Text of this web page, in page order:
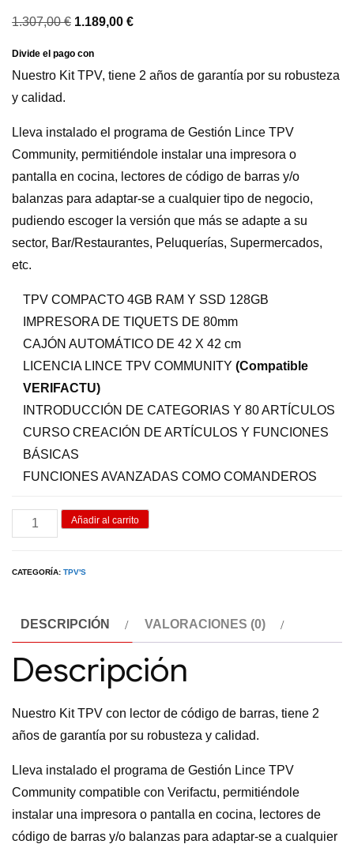
1.307,00€ El
1.189,00 €El
Nuestro Kit TPV, tiene 2 años de garantía por su robusteza
y calidad.
Lleva instalado el programa de Gestión Lince TPV
Community, permitiéndole instalar una impresora o
pantalla en cocina, lectores de código de barras y/o
balanzas para adaptar-se a cualquier tipo de negocio,
pudiendo escoger la versión que más se adapte a su
sector, Bar/Restaurantes, Peluquerías, Supermercados,
etc.
TPV COMPACTO 4GB RAM Y SSD 128GB
IMPRESORA DE TIQUETS DE 80mm
CAJÓN AUTOMÁTICO DE 42 X 42 cm
LICENCIA LINCE TPV COMMUNITY(Compatible
VERIFACTU)
INTRODUCCIÓN DE CATEGORIAS Y 80 ARTÍCULOS
CURSO CREACIÓN DE ARTÍCULOS Y FUNCIONES
BÁSICAS
FUNCIONES AVANZADAS COMO COMANDEROS
TPV
Lector
Barras
Soporte
cantidad
Añadir al carrito
CATEGORÍA: TPV'S
DESCRIPCIÓN VALORACIONES (0)
Descripción
Nuestro Kit TPV con lector de código de barras, tiene 2
años de garantía por su robusteza y calidad.
Lleva instalado el programa de Gestión Lince TPV
Community compatible con Verifactu, permitiéndole
instalar una impresora o pantalla en cocina, lectores de
código de barras y/o balanzas para adaptar-se a cualquier